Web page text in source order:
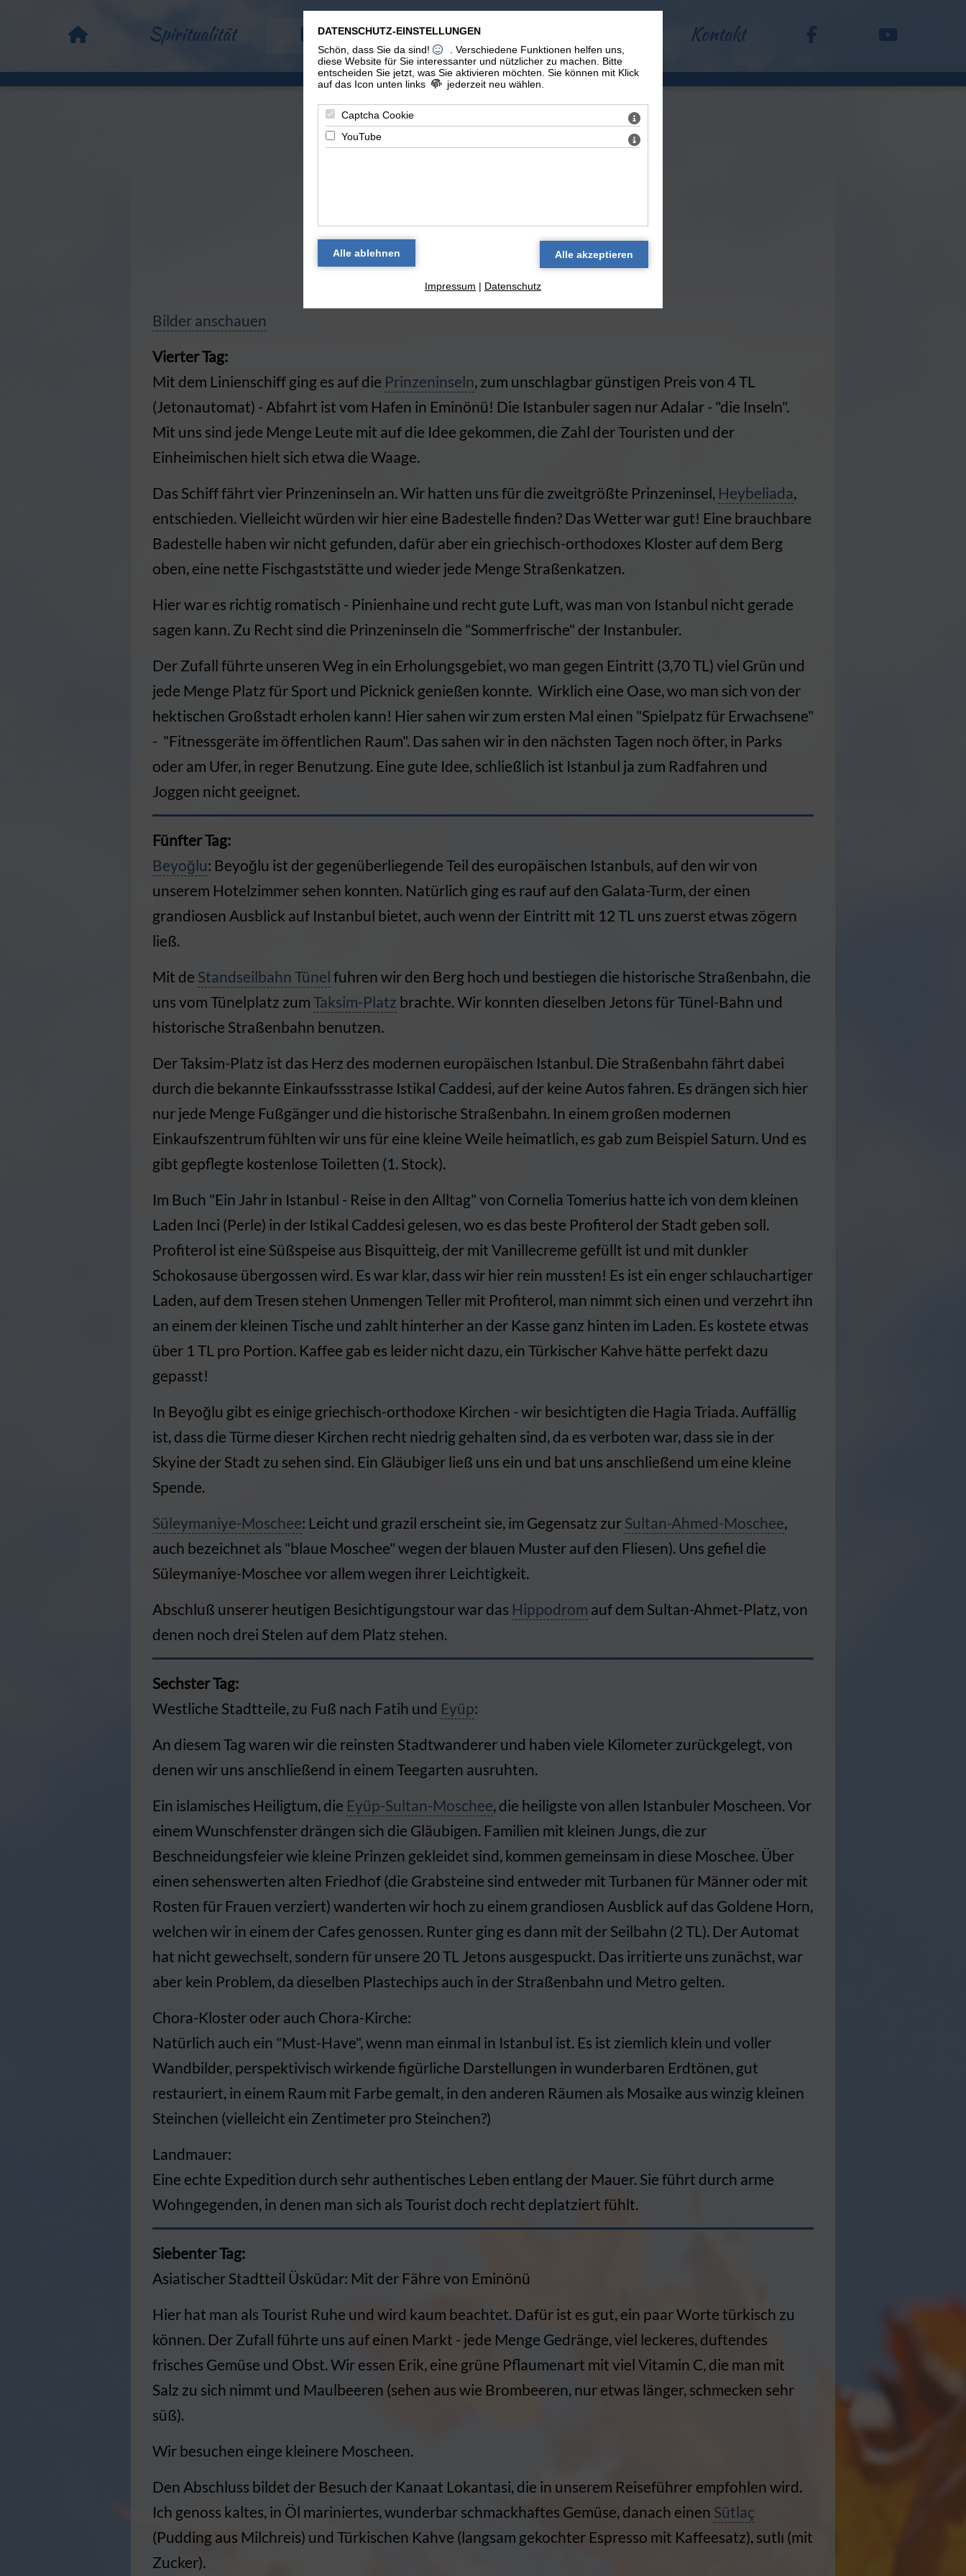
DATENSCHUTZ-EINSTELLUNGEN
Schön, dass Sie da sind!
. Verschiedene Funktionen helfen uns,
diese Website für Sie interessanter und nützlicher zu machen.
Bitte
entscheiden Sie jetzt, was Sie aktivieren möchten. Sie können mit Klick
auf das Icon unten links
jederzeit neu wählen.
Captcha Cookie
YouTube
Impressum | Datenschutz
Spiritualität Vom Leben Erinnerungen Kontakt
zurück
Istanbul im Mai 2012, Teil 2
Bilder anschauen
Vierter Tag:
Mit dem Linienschiff ging es auf die Prinzeninseln, zum unschlagbar günstigen Preis von 4 TL
(Jetonautomat) - Abfahrt ist vom Hafen in Eminönü! Die Istanbuler sagen nur Adalar - "die Inseln".
Mit uns sind jede Menge Leute mit auf die Idee gekommen, die Zahl der Touristen und der
Einheimischen hielt sich etwa die Waage.
Das Schiff fährt vier Prinzeninseln an. Wir hatten uns für die zweitgrößte Prinzeninsel, Heybeliada,
entschieden. Vielleicht würden wir hier eine Badestelle finden? Das Wetter war gut! Eine brauchbare
Badestelle haben wir nicht gefunden, dafür aber ein griechisch-orthodoxes Kloster auf dem Berg
oben, eine nette Fischgaststätte und wieder jede Menge Straßenkatzen.
Hier war es richtig romatisch - Pinienhaine und recht gute Luft, was man von Istanbul nicht gerade
sagen kann. Zu Recht sind die Prinzeninseln die "Sommerfrische" der Instanbuler.
Der Zufall führte unseren Weg in ein Erholungsgebiet, wo man gegen Eintritt (3,70 TL) viel Grün und
jede Menge Platz für Sport und Picknick genießen konnte. Wirklich eine Oase, wo man sich von der
hektischen Großstadt erholen kann! Hier sahen wir zum ersten Mal einen "Spielpatz für Erwachsene"
- "Fitnessgeräte im öffentlichen Raum". Das sahen wir in den nächsten Tagen noch öfter, in Parks
oder am Ufer, in reger Benutzung. Eine gute Idee, schließlich ist Istanbul ja zum Radfahren und
Joggen nicht geeignet.
Fünfter Tag:
Beyoğlu: Beyoğlu ist der gegenüberliegende Teil des europäischen Istanbuls, auf den wir von
unserem Hotelzimmer sehen konnten. Natürlich ging es rauf auf den Galata-Turm, der einen
grandiosen Ausblick auf Instanbul bietet, auch wenn der Eintritt mit 12 TL uns zuerst etwas zögern
ließ.
Mit de Standseilbahn Tünel fuhren wir den Berg hoch und bestiegen die historische Straßenbahn, die
uns vom Tünelplatz zum Taksim-Platz brachte. Wir konnten dieselben Jetons für Tünel-Bahn und
historische Straßenbahn benutzen.
Der Taksim-Platz ist das Herz des modernen europäischen Istanbul. Die Straßenbahn fährt dabei
durch die bekannte Einkaufssstrasse Istikal Caddesi, auf der keine Autos fahren. Es drängen sich hier
nur jede Menge Fußgänger und die historische Straßenbahn. In einem großen modernen
Einkaufszentrum fühlten wir uns für eine kleine Weile heimatlich, es gab zum Beispiel Saturn. Und es
gibt gepflegte kostenlose Toiletten (1. Stock).
Im Buch "Ein Jahr in Istanbul - Reise in den Alltag" von Cornelia Tomerius hatte ich von dem kleinen
Laden Inci (Perle) in der Istikal Caddesi gelesen, wo es das beste Profiterol der Stadt geben soll.
Profiterol ist eine Süßspeise aus Bisquitteig, der mit Vanillecreme gefüllt ist und mit dunkler
Schokosause übergossen wird. Es war klar, dass wir hier rein mussten! Es ist ein enger schlauchartiger
Laden, auf dem Tresen stehen Unmengen Teller mit Profiterol, man nimmt sich einen und verzehrt ihn
an einem der kleinen Tische und zahlt hinterher an der Kasse ganz hinten im Laden. Es kostete etwas
über 1 TL pro Portion. Kaffee gab es leider nicht dazu, ein Türkischer Kahve hätte perfekt dazu
gepasst!
In Beyoğlu gibt es einige griechisch-orthodoxe Kirchen - wir besichtigten die Hagia Triada. Auffällig
ist, dass die Türme dieser Kirchen recht niedrig gehalten sind, da es verboten war, dass sie in der
Skyine der Stadt zu sehen sind. Ein Gläubiger ließ uns ein und bat uns anschließend um eine kleine
Spende.
Süleymaniye-Moschee: Leicht und grazil erscheint sie, im Gegensatz zur Sultan-Ahmed-Moschee,
auch bezeichnet als "blaue Moschee" wegen der blauen Muster auf den Fliesen). Uns gefiel die
Süleymaniye-Moschee vor allem wegen ihrer Leichtigkeit.
Abschluß unserer heutigen Besichtigungstour war das Hippodrom auf dem Sultan-Ahmet-Platz, von
denen noch drei Stelen auf dem Platz stehen.
Sechster Tag:
Westliche Stadtteile, zu Fuß nach Fatih und Eyüp:
An diesem Tag waren wir die reinsten Stadtwanderer und haben viele Kilometer zurückgelegt, von
denen wir uns anschließend in einem Teegarten ausruhten.
Ein islamisches Heiligtum, die Eyüp-Sultan-Moschee, die heiligste von allen Istanbuler Moscheen. Vor
einem Wunschfenster drängen sich die Gläubigen. Familien mit kleinen Jungs, die zur
Beschneidungsfeier wie kleine Prinzen gekleidet sind, kommen gemeinsam in diese Moschee. Über
einen sehenswerten alten Friedhof (die Grabsteine sind entweder mit Turbanen für Männer oder mit
Rosten für Frauen verziert) wanderten wir hoch zu einem grandiosen Ausblick auf das Goldene Horn,
welchen wir in einem der Cafes genossen. Runter ging es dann mit der Seilbahn (2 TL). Der Automat
hat nicht gewechselt, sondern für unsere 20 TL Jetons ausgespuckt. Das irritierte uns zunächst, war
aber kein Problem, da dieselben Plastechips auch in der Straßenbahn und Metro gelten.
Chora-Kloster oder auch Chora-Kirche:
Natürlich auch ein "Must-Have", wenn man einmal in Istanbul ist. Es ist ziemlich klein und voller
Wandbilder, perspektivisch wirkende figürliche Darstellungen in wunderbaren Erdtönen, gut
restauriert, in einem Raum mit Farbe gemalt, in den anderen Räumen als Mosaike aus winzig kleinen
Steinchen (vielleicht ein Zentimeter pro Steinchen?)
Landmauer:
Eine echte Expedition durch sehr authentisches Leben entlang der Mauer. Sie führt durch arme
Wohngegenden, in denen man sich als Tourist doch recht deplatziert fühlt.
Siebenter Tag:
Asiatischer Stadtteil Üsküdar: Mit der Fähre von Eminönü
Hier hat man als Tourist Ruhe und wird kaum beachtet. Dafür ist es gut, ein paar Worte türkisch zu
können. Der Zufall führte uns auf einen Markt - jede Menge Gedränge, viel leckeres, duftendes
frisches Gemüse und Obst. Wir essen Erik, eine grüne Pflaumenart mit viel Vitamin C, die man mit
Salz zu sich nimmt und Maulbeeren (sehen aus wie Brombeeren, nur etwas länger, schmecken sehr
süß).
Wir besuchen einge kleinere Moscheen.
Den Abschluss bildet der Besuch der Kanaat Lokantasi, die in unserem Reiseführer empfohlen wird.
Ich genoss kaltes, in Öl mariniertes, wunderbar schmackhaftes Gemüse, danach einen Sütlaç
(Pudding aus Milchreis) und Türkischen Kahve (langsam gekochter Espresso mit Kaffeesatz), sutlı (mit
Zucker).